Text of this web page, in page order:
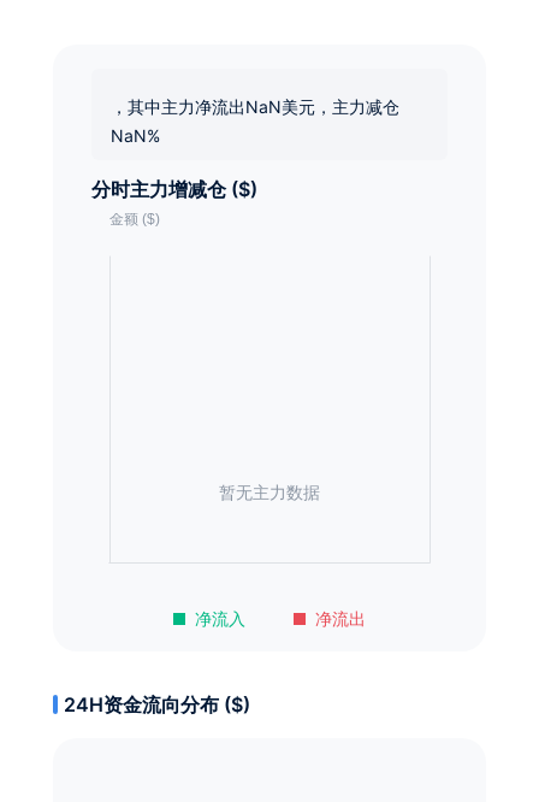
，其中主力净流出NaN美元，主力减仓
NaN%
分时主力增减仓 ($)
净流入 净流出
暂无主力数据
24H资金流向分布 ($)